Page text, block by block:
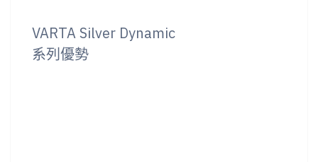
VARTA Silver Dynamic
系列優勢